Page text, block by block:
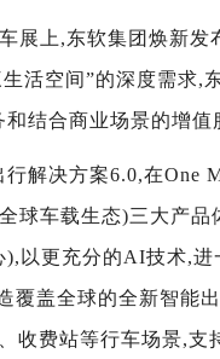
展上,东软集团焕新发
活空间”的深度需求,
结合商业场景的增值
行解决方案6.0,在One
球车载生态)三大产品
以更充分的AI技术,
覆盖全球的全新智能
收费站等行车场景,